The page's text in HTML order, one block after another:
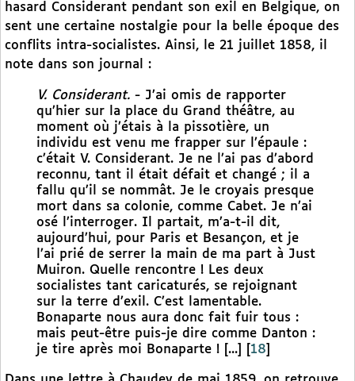
hasard Considerant pendant son exil en Belgique, on
sent une certaine nostalgie pour la belle époque des
conflits intra-socialistes. Ainsi, le 21 juillet 1858, il
note dans son journal :
V. Considerant. - J’ai omis de rapporter
qu’hier sur la place du Grand théâtre, au
moment où j’étais à la pissotière, un
individu est venu me frapper sur l’épaule :
c’était V. Considerant. Je ne l’ai pas d’abord
reconnu, tant il était défait et changé ; il a
fallu qu’il se nommât. Je le croyais presque
mort dans sa colonie, comme Cabet. Je n’ai
osé l’interroger. Il partait, m’a-t-il dit,
aujourd’hui, pour Paris et Besançon, et je
l’ai prié de serrer la main de ma part à Just
Muiron. Quelle rencontre ! Les deux
socialistes tant caricaturés, se rejoignant
sur la terre d’exil. C’est lamentable.
Bonaparte nous aura donc fait fuir tous :
mais peut-être puis-je dire comme Danton :
je tire après moi Bonaparte ! [...]
18